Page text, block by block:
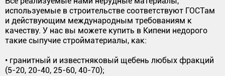
используемые в строительстве соответствуют ГОСТам
и действующим международным требованиям к
качеству. У нас вы можете купить в Кипени недорого
такие сыпучие стройматериалы, как:
• гранитный и известняковый щебень любых фракций
(5-20, 20-40, 25-60, 40-70);